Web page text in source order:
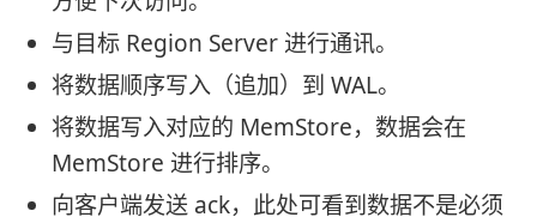
与目标 Region Server 进行通讯。
将数据顺序写入（追加）到 WAL。
将数据写入对应的 MemStore，数据会在
MemStore 进行排序。
向客户端发送 ack，此处可看到数据不是必须